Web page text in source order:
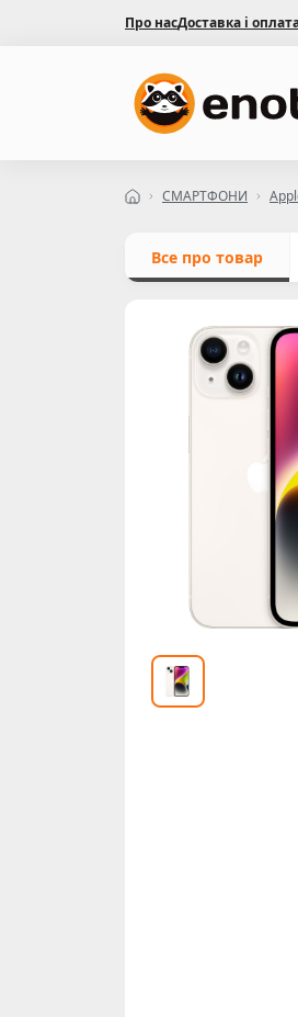
Про насДоставка і
СМАРТФОНИ
Все про товар